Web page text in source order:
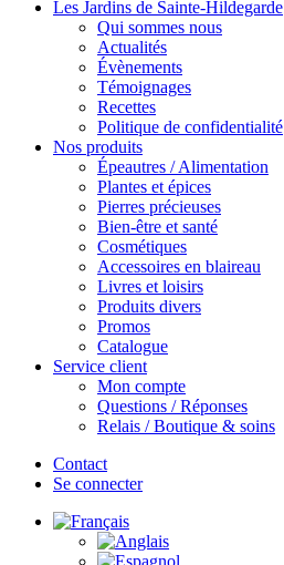
Les Jardins de Sainte-Hildegarde
Qui sommes nous
Actualités
Évènements
Témoignages
Recettes
Politique de confidentialité
Nos produits
Épeautres / Alimentation
Plantes et épices
Pierres précieuses
Bien-être et santé
Cosmétiques
Accessoires en blaireau
Livres et loisirs
Produits divers
Promos
Catalogue
Service client
Mon compte
Questions / Réponses
Relais / Boutique & soins
Contact
Se connecter